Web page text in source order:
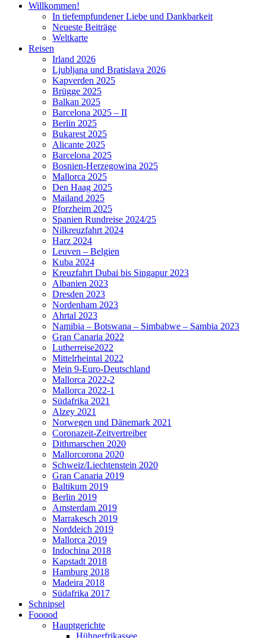
Willkommen!
In tiefempfundener Liebe und Dankbarkeit
Neueste Beiträge
Weltkarte
Reisen
Irland 2026
Ljubljana und Bratislava 2026
Kapverden 2025
Brügge 2025
Balkan 2025
Barcelona 2025 – II
Berlin 2025
Bukarest 2025
Alicante 2025
Barcelona 2025
Bosnien-Herzegowina 2025
Mallorca 2025
Den Haag 2025
Mailand 2025
Pforzheim 2025
Spanien Rundreise 2024/25
Nilkreuzfahrt 2024
Harz 2024
Leuven – Belgien
Kuba 2024
Kreuzfahrt Dubai bis Singapur 2023
Albanien 2023
Dresden 2023
Nordenham 2023
Ahrtal 2023
Namibia – Botswana – Simbabwe – Sambia 2023
Gran Canaria 2022
Lutherreise2022
Mittelrheintal 2022
Mein 9-Euro-Deutschland
Mallorca 2022-2
Mallorca 2022-1
Südafrika 2021
Alzey 2021
Norwegen und Dänemark 2021
Coronazeit-Zeitvertreiber
Dithmarschen 2020
Mallorcorona 2020
Schweiz/Liechtenstein 2020
Gran Canaria 2019
Baltikum 2019
Berlin 2019
Amsterdam 2019
Marrakesch 2019
Norddeich 2019
Mallorca 2019
Indochina 2018
Kapstadt 2018
Hamburg 2018
Madeira 2018
Südafrika 2017
Schnipsel
Fooood
Hauptgerichte